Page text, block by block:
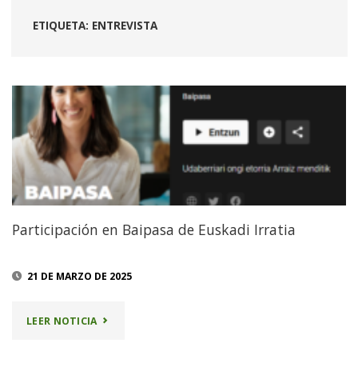
ETIQUETA: ENTREVISTA
Participación en Baipasa de Euskadi Irratia
21 DE MARZO DE 2025
LEER NOTICIA"PARTICIPACIÓN